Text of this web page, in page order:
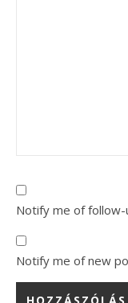
Notify me of follow-
Notify me of new